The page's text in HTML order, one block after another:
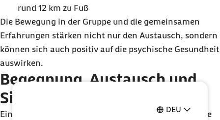
DEU
rund 12 km zu Fuß
Die Bewegung in der Gruppe und die gemeinsamen
Erfahrungen stärken nicht nur den Austausch, sondern
können sich auch positiv auf die psychische Gesundheit
auswirken.
Begegnung, Austausch und
Sichtbarkeit
Ein zentraler Bestandteil der MUT-TOUR ist die direkte